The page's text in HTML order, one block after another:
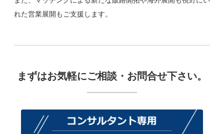
れた営業展開もご支援します。
まずはお気軽にご相談・お問合せ下さい。